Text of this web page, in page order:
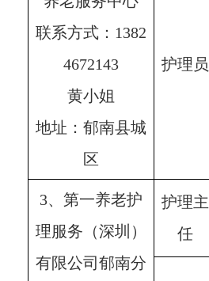
联系方式：1382
4672143
黄小姐
地址：郁南县城
区
护理员
3、第一养老护
理服务（深圳）
有限公司郁南分
护理主
任